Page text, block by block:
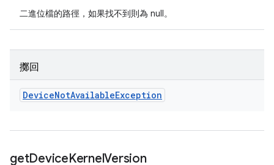
二進位檔的路徑，如果找不到則為 null。
擲回
DeviceNotAvailableException
getDeviceKernelVersion